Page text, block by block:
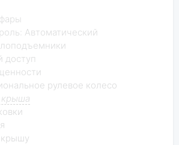
Автоматический
доступ
рулевое колесо
крышу